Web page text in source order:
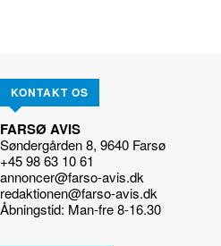
KONTAKT OS
FARSØ AVIS
Søndergården 8, 9640 Farsø
+45 98 63 10 61
annoncer@farso-avis.dk
redaktionen@farso-avis.dk
Åbningstid: Man-fre 8-16.30